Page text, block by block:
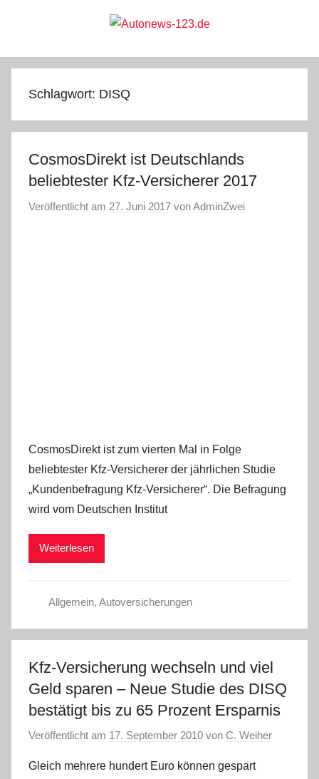
Autonews-
123.de
Schlagwort: DISQ
CosmosDirekt ist Deutschlands
beliebtester Kfz-Versicherer 2017
Veröffentlicht am 27. Juni 2017 vonAdminZwei
CosmosDirekt ist zum vierten Mal in Folge
beliebtester Kfz-Versicherer der jährlichen Studie
„Kundenbefragung Kfz-Versicherer“. Die Befragung
wird vom Deutschen Institut
Weiterlesen
Allgemein, Autoversicherungen
Kfz-Versicherung wechseln und viel
Geld sparen – Neue Studie des DISQ
bestätigt bis zu 65 Prozent Ersparnis
Veröffentlicht am 17. September 2010 von C. Weiher
Gleich mehrere hundert Euro können gespart